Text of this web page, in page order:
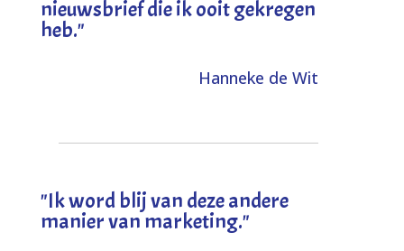
nieuwsbrief die ik ooit gekregen
heb."
Hanneke de Wit
"Ik word blij van deze andere
manier van marketing."